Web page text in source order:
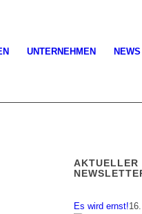
UNTERNEHMEN NEWS
AKTUELLER
Es wird ernst!